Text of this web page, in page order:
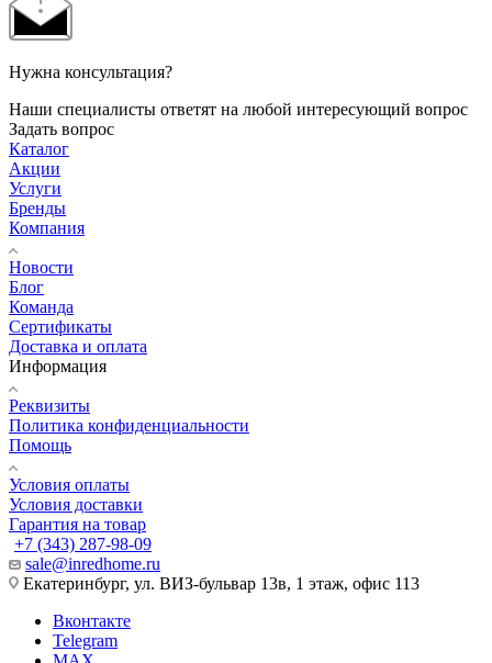
Нужна консультация?
Наши специалисты ответят на любой интересующий вопрос
Задать вопрос
Каталог
Акции
Услуги
Бренды
Компания
Новости
Блог
Команда
Сертификаты
Доставка и оплата
Информация
Реквизиты
Политика конфиденциальности
Помощь
Условия оплаты
Условия доставки
Гарантия на товар
+7 (343) 287-98-09
sale@inredhome.ru
Екатеринбург, ул. ВИЗ-бульвар 13в, 1 этаж, офис 113
Вконтакте
Telegram